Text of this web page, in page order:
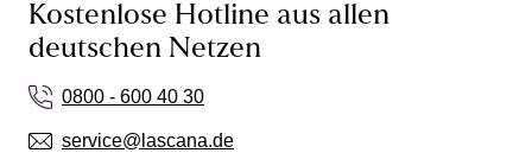
Kostenlose Hotline aus allen
deutschen Netzen
0800 - 600 40 30
service@lascana.de